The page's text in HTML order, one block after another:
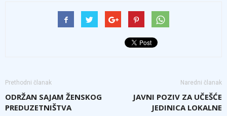
Prethodni članak
ODRŽAN SAJAM ŽENSKOG
PREDUZETNIŠTVA
Naredni članak
JAVNI POZIV ZA UČEŠĆE
JEDINICA LOKALNE